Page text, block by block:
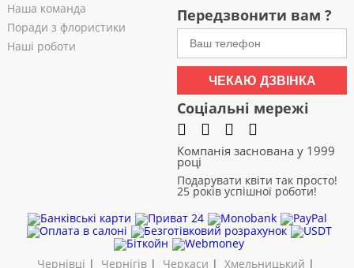
Наша команда
Поради з флористики
Наші роботи
Передзвонити вам ?
ЧЕКАЮ ДЗВІНКА
Соціальні мережі
Компанія заснована у 1999
році
Подарувати квіти так просто!
25 років успішної роботи!
Чернівці | Чернігів| Черкаси | Хмельницький |